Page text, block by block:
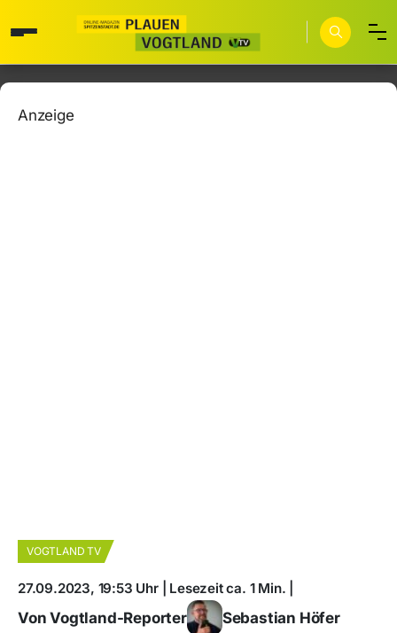
Anzeige
VOGTLAND TV
27.09.2023, 19:53 Uhr | Lesezeit ca. 1 Min. |
Von Vogtland-Reporter Sebastian Höfer